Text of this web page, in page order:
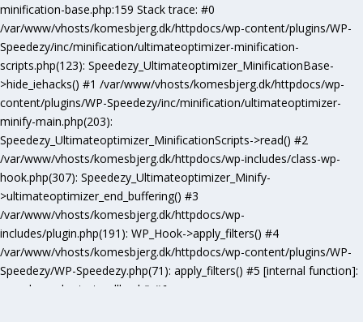
minification-base.php:159 Stack trace: #0
/var/www/vhosts/komesbjerg.dk/httpdocs/wp-content/plugins/WP-
Speedezy/inc/minification/ultimateoptimizer-minification-
scripts.php(123): Speedezy_Ultimateoptimizer_MinificationBase-
>hide_iehacks() #1 /var/www/vhosts/komesbjerg.dk/httpdocs/wp-
content/plugins/WP-Speedezy/inc/minification/ultimateoptimizer-
minify-main.php(203):
Speedezy_Ultimateoptimizer_MinificationScripts->read() #2
/var/www/vhosts/komesbjerg.dk/httpdocs/wp-includes/class-wp-
hook.php(307): Speedezy_Ultimateoptimizer_Minify-
>ultimateoptimizer_end_buffering() #3
/var/www/vhosts/komesbjerg.dk/httpdocs/wp-
includes/plugin.php(191): WP_Hook->apply_filters() #4
/var/www/vhosts/komesbjerg.dk/httpdocs/wp-content/plugins/WP-
Speedezy/WP-Speedezy.php(71): apply_filters() #5 [internal function]:
speedezy_ob_start_callback() #6